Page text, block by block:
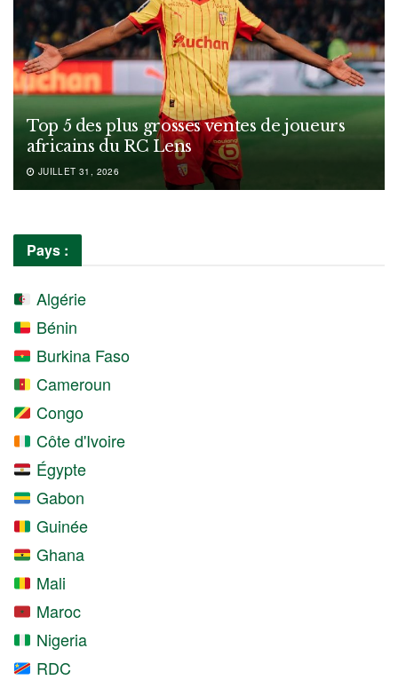
Top 5 des plus grosses ventes de joueurs
africains du RC Lens
JUILLET 31, 2026
Pays :
Algérie
Bénin
Burkina Faso
Cameroun
Congo
Côte d'Ivoire
Égypte
Gabon
Guinée
Ghana
Mali
Maroc
Nigeria
RDC